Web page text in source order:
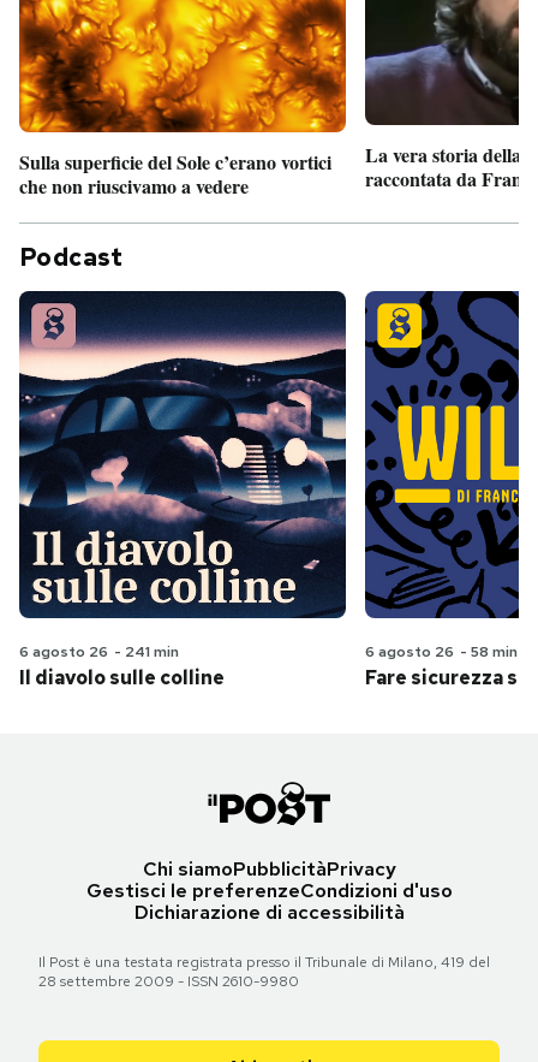
Sulla superficie del Sole c’erano vortici
che non riuscivamo a vedere
La vera storia della
raccontata da
Podcast
6 agosto 26 - 241 min
Il diavolo sulle colline
6 agosto 26 - 58 min
Fare sicurezza
Chi siamoPubblicitàPrivacy
Gestisci le preferenzeCondizioni d'uso
Dichiarazione di accessibilità
Il Post è una testata registrata presso il Tribunale di Milano, 419 del
28 settembre 2009 - ISSN 2610-9980